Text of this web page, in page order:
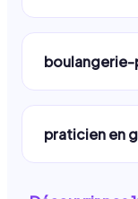
praticien en